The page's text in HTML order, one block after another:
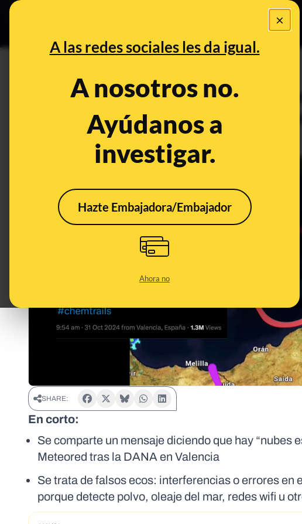
×
A las redes sociales les da igual.
A nosotros no.
Ayúdanos a
investigar.
Hazte Embajadora/Embajador
Ahora no
Especial Ceuta•
PREBUNKING
Nubes “estáticas y puntiagudas”
interferencias llamadas falsos
Clima
SHARE:
En corto:
Se comparte un mensaje diciendo que hay “nubes
Meteored tras la DANA en Valencia
Se trata de falsos ecos: interferencias o errores
porque detecte polvo, oleaje del mar, redes wifi u